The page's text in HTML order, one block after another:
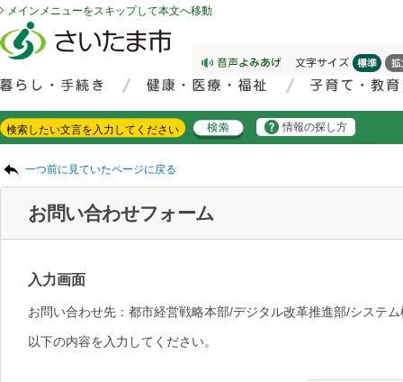
メインメニューをスキップして本文へ移動
情報の探し方
一つ前に見ていたページに戻る
お問い合わせフォーム
入力画面
お問い合わせ先：都市経営戦略本部/デジタル改革推進部/システ
以下の内容を入力してください。